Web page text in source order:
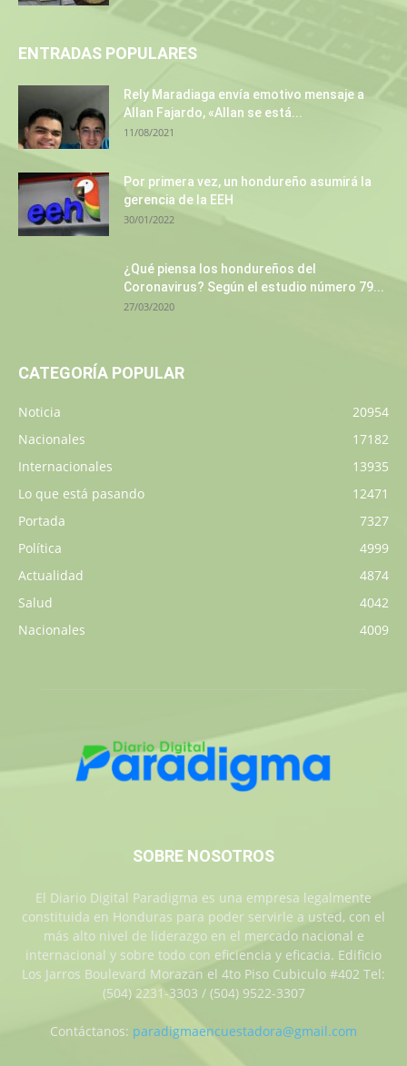
ENTRADAS POPULARES
Rely Maradiaga envía emotivo mensaje a
Allan Fajardo, «Allan se está...
11/08/2021
Por primera vez, un hondureño asumirá la
gerencia de la EEH
30/01/2022
¿Qué piensa los hondureños del
Coronavirus? Según el estudio número 79...
27/03/2020
CATEGORÍA POPULAR
Noticia
20954
Nacionales
17182
Internacionales
13935
Lo que está pasando
12471
Portada
7327
Política
4999
Actualidad
4874
Salud
4042
Nacionales
4009
SOBRE NOSOTROS
El Diario Digital Paradigma es una empresa legalmente
constituida en Honduras para poder servirle a usted, con el
más alto nivel de liderazgo en el mercado nacional e
internacional y sobre todo con eficiencia y eficacia. Edificio
Los Jarros Boulevard Morazan el 4to Piso Cubiculo #402 Tel:
(504) 2231-3303 / (504) 9522-3307
Contáctanos: paradigmaencuestadora@gmail.com